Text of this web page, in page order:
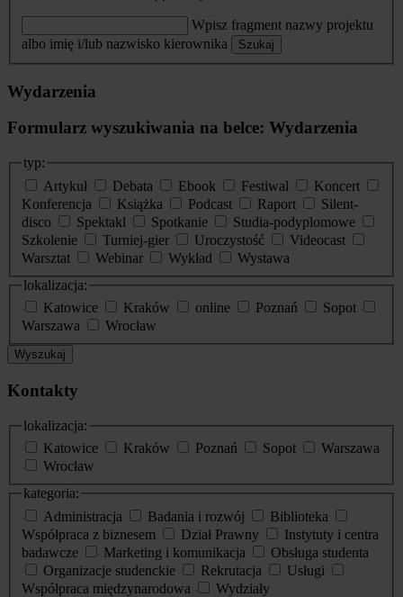
Wpisz fragment nazwy projektu
albo imię i/lub nazwisko kierownika
Szukaj
Wydarzenia
Formularz wyszukiwania na belce: Wydarzenia
typ:
Artykuł
Debata Ebook Festiwal
Koncert
Konferencja
Książka Podcast Raport
Silent-
disco
Spektakl Spotkanie
Studia-podyplomowe
Szkolenie
Turniej-gier Uroczystość
Videocast
Warsztat
Webinar Wykład
Wystawa
lokalizacja:
Katowice
Kraków online Poznań
Sopot
Warszawa
Wrocław
Wyszukaj
Kontakty
lokalizacja:
Katowice
Kraków Poznań Sopot
Warszawa
Wrocław
kategoria:
Administracja
Badania i rozwój
Biblioteka
Współpraca z biznesem
Dział Prawny
Instytuty i centra
badawcze
Marketing i komunikacja
Obsługa studenta
Organizacje studenckie
Rekrutacja
Usługi
Współpraca międzynarodowa
Wydziały